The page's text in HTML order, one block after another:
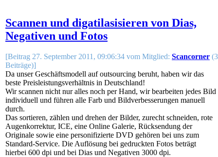
Scannen und digatilasisieren von Dias,
Negativen und Fotos
[Beitrag 27. September 2011, 09:06:34 vom Mitglied: Scancorner (3
Beiträge)]
Da unser Geschäftsmodell auf outsourcing beruht, haben wir das
beste Preisleistungsverhältnis in Deutschland!
Wir scannen nicht nur alles noch per Hand, wir bearbeiten jedes Bild
individuell und führen alle Farb und Bildverbesserungen manuell
durch.
Das sortieren, zählen und drehen der Bilder, zurecht schneiden, rote
Augenkorrektur, ICE, eine Online Galerie, Rücksendung der
Originale sowie eine personifizierte DVD gehören bei uns zum
Standard-Service. Die Auflösung bei gedruckten Fotos beträgt
hierbei 600 dpi und bei Dias und Negativen 3000 dpi.